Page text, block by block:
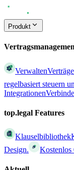
Produkt
Verwalten
regelbasiert steuern
Integrationen
top.legal Features
Klauselbibliothek
Design.
Kostenlos